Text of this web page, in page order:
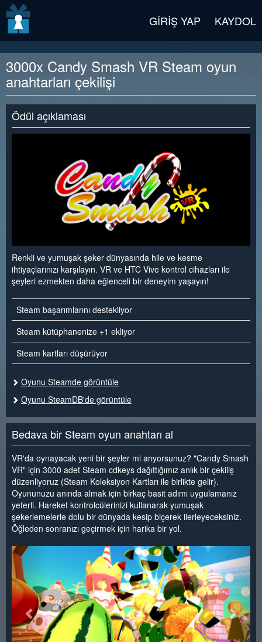
GIRIŞ YAP KAYDOL
3000x Candy Smash VR Steam oyun
anahtarları çekilişi
Ödül açıklaması
Renkli ve yumuşak şeker dünyasında hile ve kesme
ihtiyaçlarınızı karşılayın. VR ve HTC Vive kontrol cihazları ile
şeyleri ezmekten daha eğlenceli bir deneyim yaşayın!
Steam başarımlarını destekliyor
Steam kütüphanenize +1 ekliyor
Steam kartları düşürüyor
Oyunu Steamde görüntüle
Oyunu SteamDB'de görüntüle
Bedava bir Steam oyun anahtarı al
VR'da oynayacak yeni bir şeyler mi arıyorsunuz? "Candy Smash
VR" için 3000 adet Steam cdkeys dağıttığımız anlık bir çekiliş
düzenliyoruz (Steam Koleksiyon Kartları ile birlikte gelir).
Oyununuzu anında almak için birkaç basit adımı uygulamanız
yeterli. Hareket kontrolcülerinizi kullanarak yumuşak
şekerlemelerle dolu bir dünyada kesip biçerek ilerleyeceksiniz.
Öğleden sonranızı geçirmek için harika bir yol.